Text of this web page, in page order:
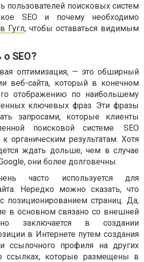
пользователей поисковых систем
SEO и почему необходимо
Гугл, чтобы оставаться видимым
SEO?
оптимизация, — это обширный
веб-сайта, который в конечном
отображению по наибольшему
ключевых фраз. Эти фразы
запросами, которые клиенты
поисковой системе. SEO
органическим результатам. Хотя
ждать дольше, чем в случае
они более долговечны.
часто используется для
Нередко можно сказать, что
позиционированием страниц. Да,
в основном связано со внешней
заключается в создании
в Интернете путем создания
ссылочного профиля на других
ссылках, которые размещены в